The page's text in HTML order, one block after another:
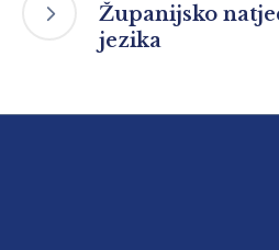
Županijsko
jezika